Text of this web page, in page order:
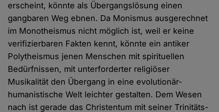
erscheint, könnte als Übergangslösung einen
gangbaren Weg ebnen. Da Monismus ausgerechnet
im Monotheismus nicht möglich ist, weil er keine
verifizierbaren Fakten kennt, könnte ein antiker
Polytheismus jenen Menschen mit spirituellen
Bedürfnissen, mit unterforderter religiöser
Musikalität den Übergang in eine evolutionär-
humanistische Welt leichter gestalten. Dem Wesen
nach ist gerade das Christentum mit seiner Trinitäts-